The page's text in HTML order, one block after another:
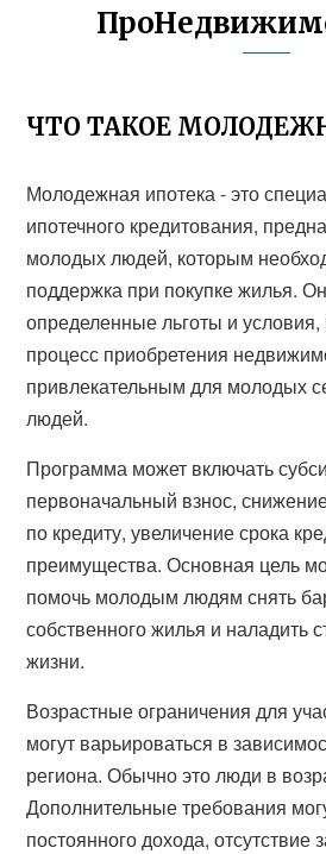
ЧТО ТАКОЕ
Молодежная ипотека - это
ипотечного кредитования,
молодых людей, которым
поддержка при покупке жилья.
определенные льготы и
процесс приобретения
привлекательным для молодых
людей.
Программа может включать
первоначальный взнос,
по кредиту, увеличение срока
преимущества. Основная цель
помочь молодым людям снять
собственного жилья и наладить
жизни.
Возрастные ограничения для
могут варьироваться в
региона. Обычно это люди в
Дополнительные требования
постоянного дохода, отсутствие